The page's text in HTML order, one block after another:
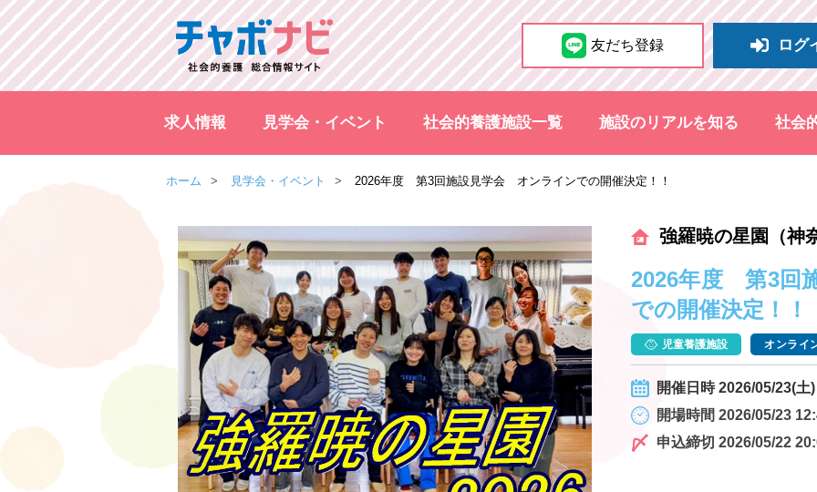
友だち登録 ログ
求人情報 見学会・イベント 社会的養護施設一覧 施設のリアルを知る 社会
ホーム 見学会・イベント 2026年度 第3回施設見学会 オンラインでの開催決定！！
強羅暁の星園（神
2026年度 第3回
での開催決定！！
児童養護施設 オンライ
開催日時 2026/05/23(土
開場時間 2026/05/23
申込締切 2026/05/22